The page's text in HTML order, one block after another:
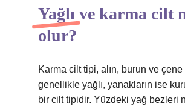
Yağlı ve karma cilt
olur?
Karma cilt tipi, alın, burun ve
genellikle yağlı, yanakların ise
bir cilt tipidir. Yüzdeki yağ bezleri